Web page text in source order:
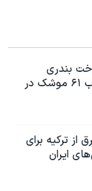
بندری
اودسا؛ زلنسکی از پرتاب ۶۱ موشک در
برق از ترکیه برای
ایران